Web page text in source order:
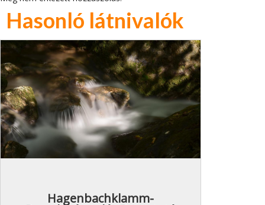
Hasonló látnivalók
Hagenbachklamm-